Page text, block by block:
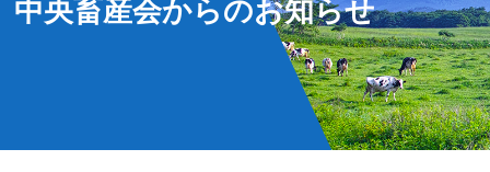
中央畜産会からのお知らせ